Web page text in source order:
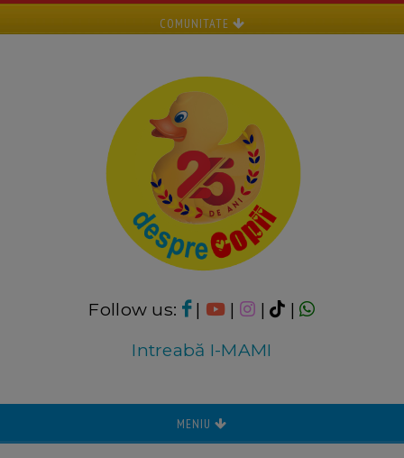
COMUNITATE
Follow us: | | |
|
Intreabă I-MAMI
MENIU